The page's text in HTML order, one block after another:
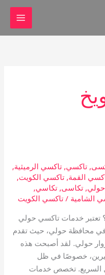
,تاكسي,تاكسي الرميثية,
القمة,تاكسي الكويت,
,تكاسى,تكاسي,
الشامية /تاكسي الكويت
خدمات تاكسي حولي
في محافظة حولي، حيث تقدم
حولي. لقد أصبحت هذه
خصوصًا في ظل
السريع. تخصص خدمات